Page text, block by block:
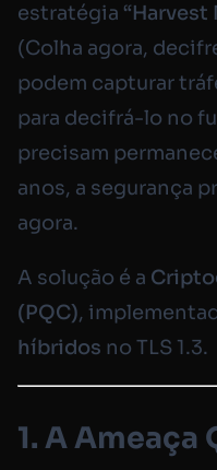
estratégia “Harvest
(Colha agora,
podem capturar
para decifrá-lo no
precisam
anos, a segurança
agora.
A solução é a
(PQC),
híbridos no TLS 1.3.
1. A Ameaça